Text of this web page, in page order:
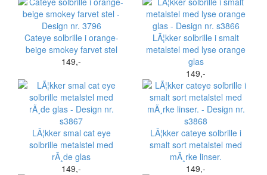
Cateye solbrille i orange-
beige smokey farvet stel
149,-
LÃ¦kker solbrille i smalt
metalstel med lyse orange
glas
149,-
LÃ¦kker smal cat eye
solbrille metalstel med
rÃ¸de glas
149,-
LÃ¦kker cateye solbrille i
smalt sort metalstel med
mÃ¸rke linser.
149,-